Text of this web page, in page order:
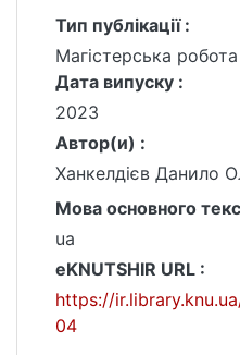
Тип публікації :
Магістерська робота
Дата випуску :
2023
Автор(и) :
Ханкелдієв Данило
Мова основного
ua
eKNUTSHIR URL :
https://
04